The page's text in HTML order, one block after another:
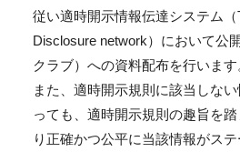
従い適時開示情報伝達システム
Disclosure network）において公
クラブ）への資料配布を行います
また、適時開示規則に該当しな
っても、適時開示規則の趣旨を
り正確かつ公平に当該情報がス